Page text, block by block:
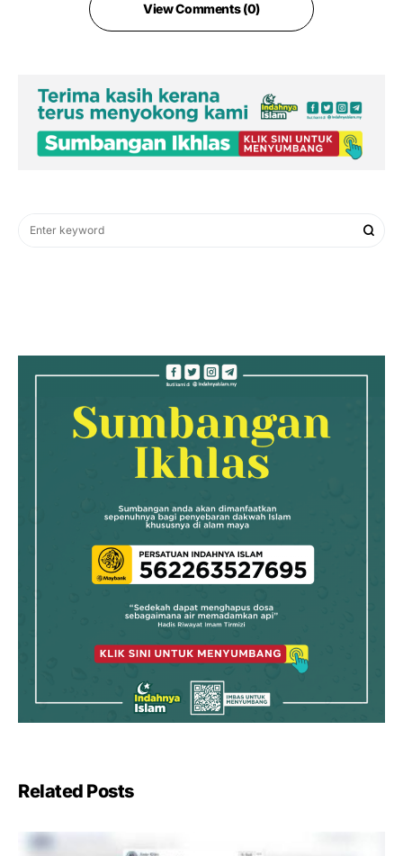
View Comments (0)
Related Posts